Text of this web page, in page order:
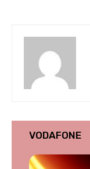
VODAFONE